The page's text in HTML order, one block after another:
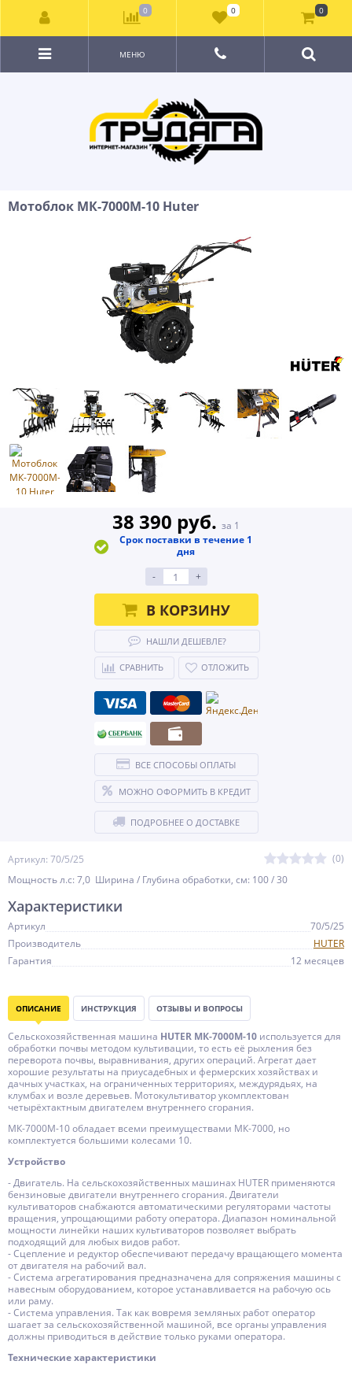
МЕНЮ
Мотоблок МК-7000M-10 Huter
Артикул: 70/5/25
(0)
Мощность л.c: 7,0 Ширина / Глубина обработки, см: 100 / 30
38 390 руб. за 1
Срок поставки в течение 1
дня
-
+
В КОРЗИНУ
НАШЛИ ДЕШЕВЛЕ?
СРАВНИТЬ ОТЛОЖИТЬ
ВСЕ СПОСОБЫ ОПЛАТЫ
МОЖНО ОФОРМИТЬ В КРЕДИТ
ПОДРОБНЕЕ О ДОСТАВКЕ
Характеристики
Артикул
70/5/25
Производитель
HUTER
Гарантия
12 месяцев
ОПИСАНИЕ ИНСТРУКЦИЯ ОТЗЫВЫ И ВОПРОСЫ
Сельскохозяйственная машина HUTER МК-7000М-10 используется для
обработки почвы методом культивации, то есть её рыхления без
переворота почвы, выравнивания, других операций. Агрегат дает
хорошие результаты на приусадебных и фермерских хозяйствах и
дачных участках, на ограниченных территориях, междурядьях, на
клумбах и возле деревьев. Мотокультиватор укомплектован
четырёхтактным двигателем внутреннего сгорания.
МК-7000М-10 обладает всеми преимуществами МК-7000, но
комплектуется большими колесами 10.
Устройство
- Двигатель. На сельскохозяйственных машинах HUTER применяются
бензиновые двигатели внутреннего сгорания. Двигатели
культиваторов снабжаются автоматическими регуляторами частоты
вращения, упрощающими работу оператора. Диапазон номинальной
мощности линейки наших культиваторов позволяет выбрать
подходящий для любых видов работ.
- Сцепление и редуктор обеспечивают передачу вращающего момента
от двигателя на рабочий вал.
- Система агрегатирования предназначена для сопряжения машины с
навесным оборудованием, которое устанавливается на рабочую ось
или раму.
- Система управления. Так как вовремя земляных работ оператор
шагает за сельскохозяйственной машиной, все органы управления
должны приводиться в действие только руками оператора.
Технические характеристики
0 0 0